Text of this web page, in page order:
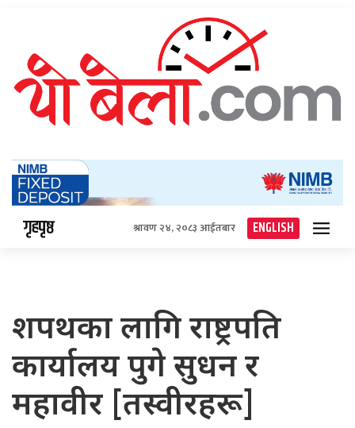
गृहपृष्ठ श्रावण २४, २०८३ आईतबार ENGLISH
शपथका लागि राष्ट्रपति
कार्यालय पुगे सुधन र
महावीर [तस्वीरहरू]